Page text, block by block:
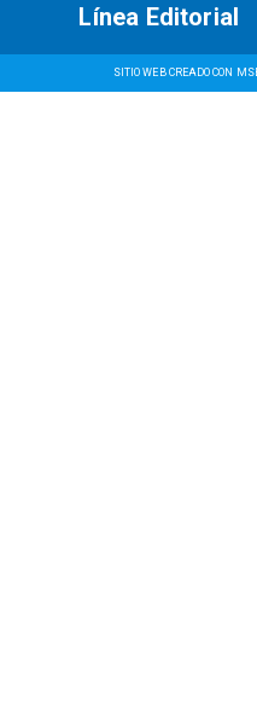
SITIO WEB CREADO CON
Línea Editorial